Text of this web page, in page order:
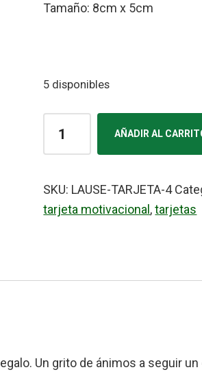
Tamaño: 8cm x 5cm
5 disponibles
para
-
Donde
cantidad
AÑADIR AL
SKU: LAUSE-TARJETA-4
tarjeta motivacional ,tarjetas
Un grito de ánimos a seguir